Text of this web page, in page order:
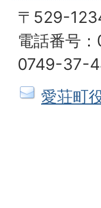
〒529-
電話番号
0749-37-
愛荘町